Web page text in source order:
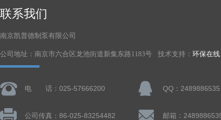
联系我们
南京凯普德制泵有限公司
公司地址：南京市六合区龙池街道新集东路1183号 技术支持： 环保在线
电 话：025-57666200 QQ：2489886535
公司传真：86-025-83254482 邮箱：